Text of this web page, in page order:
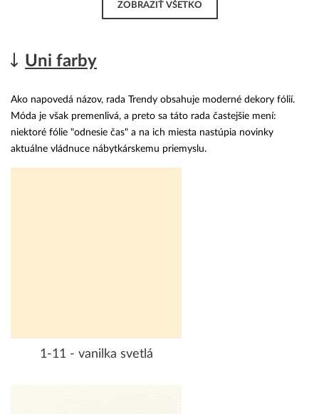
ZOBRAZIŤ VŠETKO
Uni farby
Ako napovedá názov, rada Trendy obsahuje moderné dekory fólií.
Móda je však premenlivá, a preto sa táto rada častejšie mení:
niektoré fólie "odnesie čas" a na ich miesta nastúpia novinky
aktuálne vládnuce nábytkárskemu priemyslu.
1-11 - vanilka svetlá